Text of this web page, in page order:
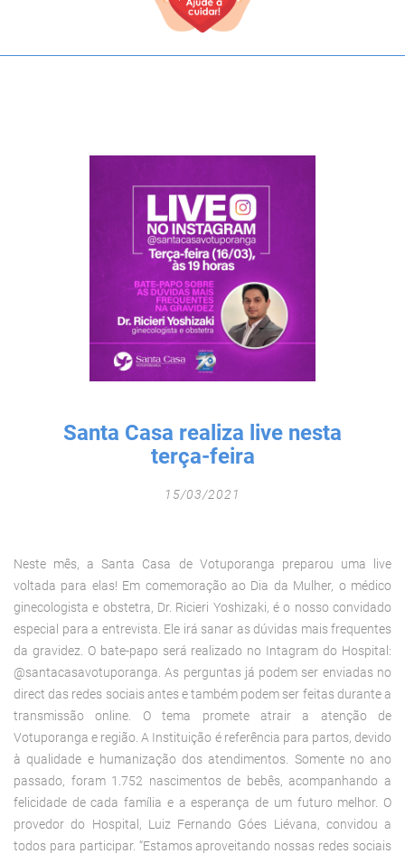
TODOS OS CAMPOS SÃO OBRIGATÓRIOS.
Santa Casa realiza live nesta
terça-feira
15/03/2021
Neste mês, a Santa Casa de Votuporanga preparou uma live
voltada para elas! Em comemoração ao Dia da Mulher, o médico
ginecologista e obstetra, Dr. Ricieri Yoshizaki, é o nosso convidado
especial para a entrevista. Ele irá sanar as dúvidas mais frequentes
da gravidez. O bate-papo será realizado no Intagram do Hospital:
@santacasavotuporanga. As perguntas já podem ser enviadas no
direct das redes sociais antes e também podem ser feitas durante a
transmissão online. O tema promete atrair a atenção de
Votuporanga e região. A Instituição é referência para partos, devido
à qualidade e humanização dos atendimentos. Somente no ano
passado, foram 1.752 nascimentos de bebês, acompanhando a
felicidade de cada família e a esperança de um futuro melhor. O
provedor do Hospital, Luiz Fernando Góes Liévana, convidou a
todos para participar. “Estamos aproveitando nossas redes sociais